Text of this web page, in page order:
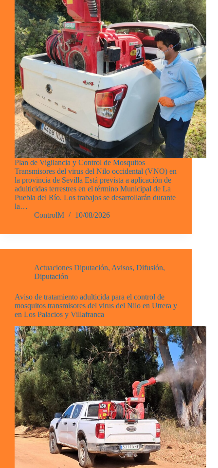
Plan de Vigilancia y Control de Mosquitos
Transmisores del virus del Nilo occidental (VNO) en
la provincia de Sevilla Está prevista a aplicación de
adulticidas terrestres en el término Municipal de La
Puebla del Río. Los trabajos se desarrollarán durante
la…
ControlM
10/08/2026
Actuaciones Diputación, Avisos, Difusión,
Diputación
Aviso de tratamiento adulticida para el control de
mosquitos transmisores del virus del Nilo en Utrera y
en Los Palacios y Villafranca